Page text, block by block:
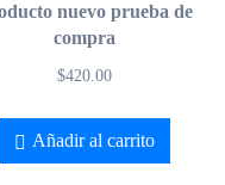
nuevo prueba de
compra
$420.00
Añadir al carrito